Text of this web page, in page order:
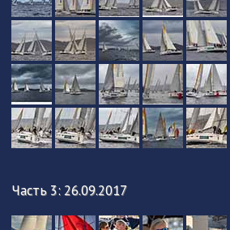
Часть 3: 26.09.2017